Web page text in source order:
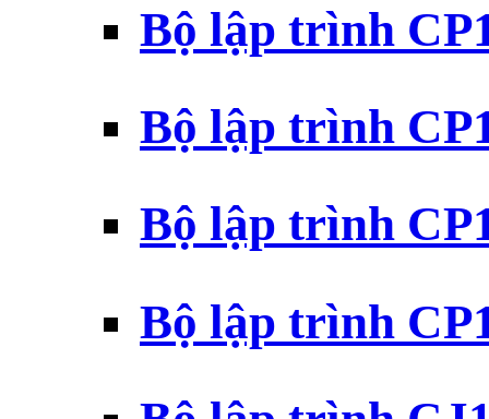
Bộ lập trình
Bộ lập trình
Bộ lập trình
Bộ lập trình